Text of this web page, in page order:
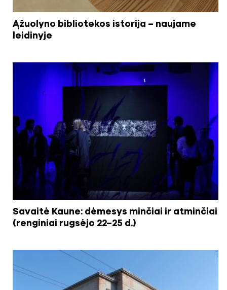
Ąžuolyno bibliotekos istorija – naujame
leidinyje
Savaitė Kaune: dėmesys minčiai ir atminčiai
(renginiai rugsėjo 22–25 d.)